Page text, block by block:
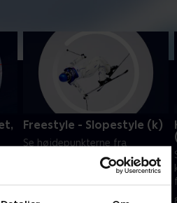
Freestyle - Slopestyle (k)
Se højdepunkterne fra
kvindernes freestyle i
slopestyle ved Vinter-OL i
Italien.